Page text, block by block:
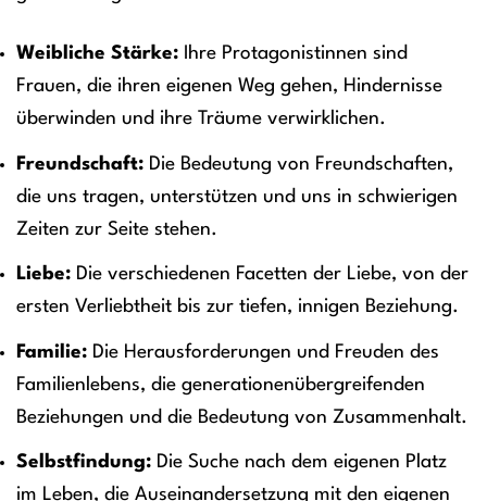
Weibliche Stärke: Ihre Protagonistinnen sind
Frauen, die ihren eigenen Weg gehen, Hindernisse
überwinden und ihre Träume verwirklichen.
Freundschaft: Die Bedeutung von Freundschaften,
die uns tragen, unterstützen und uns in schwierigen
Zeiten zur Seite stehen.
Liebe: Die verschiedenen Facetten der Liebe, von der
ersten Verliebtheit bis zur tiefen, innigen Beziehung.
Familie: Die Herausforderungen und Freuden des
Familienlebens, die generationenübergreifenden
Beziehungen und die Bedeutung von Zusammenhalt.
Selbstfindung: Die Suche nach dem eigenen Platz
im Leben, die Auseinandersetzung mit den eigenen